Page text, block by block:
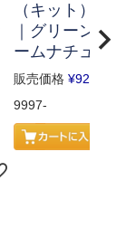
（キット） 70g
｜グリーンフ
ームナチュレ
販売価格 ¥926
9997-